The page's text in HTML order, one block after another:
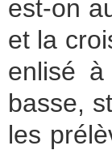
est-on
et la
enlisé
basse,
les